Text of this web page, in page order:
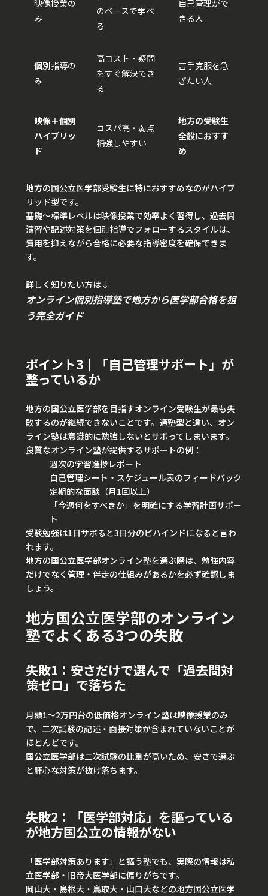
映像授業の
み
のペースで学べ
る
自己管理がで
きる人
個別指導の
み
高コスト・疑問
をすぐ解決でき
る
苦手克服を急
ぎたい人
映像＋個別
ハイブリッ
ド
コスパ高・弱点
補強しやすい
地方の受験生
全般におすす
め
地方の国公立医学部受験生に特におすすめなのがハイブ
リッド型です。
基礎〜標準レベルは映像授業で効率よく習得し、過去問
演習や記述対策を個別指導でフォローするスタイルは、
費用を抑えながら合格に必要な指導密度を確保できま
す。
詳しく知りたい方は↓
オンライン個別指導塾で地方から医学部合格を狙
う完全ガイド
ポイント3｜「自己管理サポート」が
整っているか
地方の国公立医学部を目指すオンライン受験生が最も失
敗するのが継続できないことです。通塾型と違い、オン
ライン塾は意識的に勉強しないとサボってしまいます。
良質なオンライン塾が提供するサポートの例：
週次の学習進捗レポート
自己管理シート・スケジュール表のフィードバック
定期的な面談（月1回以上）
「今週何をすべきか」を明確にする学習計画サポー
ト
受験勉強は1日サボると3日分のビハインドになると言わ
れます。
地方の国公立医学部オンライン塾を選ぶ際は、勉強内容
だけでなく管理・伴走の仕組みがあるかを必ず確認しま
しょう。
地方国公立医学部のオンライン
塾でよくある3つの失敗
失敗1：安さだけで選んで「過去問対
策ゼロ」で落ちた
月額1〜2万円台の低価格オンライン塾は映像授業のみ
で、二次試験の記述・面接対策が含まれていないことが
ほとんどです。
国公立医学部は二次試験の比重が高いため、安さで選ぶ
と肝心な対策が抜け落ちます。
失敗2：「医学部対応」を謳っている
が地方国公立の情報がない
「医学部対策あります」と謳う塾でも、実際の情報は私
立医学部・旧帝大医学部に偏りがちです。
岡山大・島根大・鳥取大・山口大などの地方国公立医学